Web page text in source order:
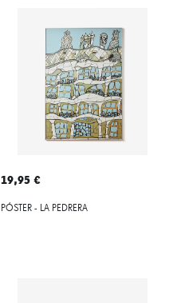
19,95 €
PÓSTER - LA PEDRERA